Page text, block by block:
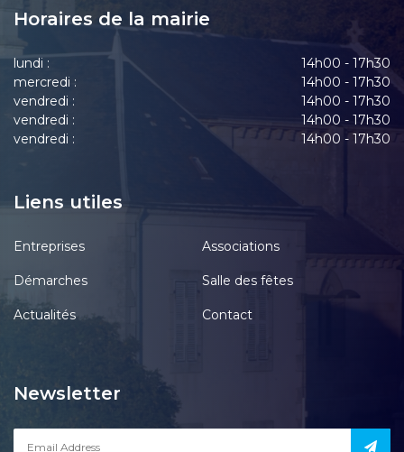
Horaires de la mairie
lundi :
14h00 - 17h30
mercredi :
14h00 - 17h30
vendredi :
14h00 - 17h30
vendredi :
14h00 - 17h30
vendredi :
14h00 - 17h30
Liens utiles
Entreprises Associations
Démarches Salle des fêtes
Actualités Contact
Newsletter